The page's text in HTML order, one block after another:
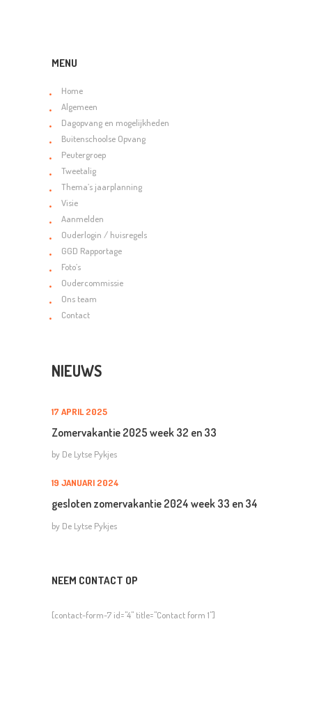
MENU
Home
Algemeen
Dagopvang en mogelijkheden
Buitenschoolse Opvang
Peutergroep
Tweetalig
Thema’s jaarplanning
Visie
Aanmelden
Ouderlogin / huisregels
GGD Rapportage
Foto’s
Oudercommissie
Ons team
Contact
NIEUWS
17 APRIL 2025
Zomervakantie 2025 week 32 en 33
by De Lytse Pykjes
19 JANUARI 2024
gesloten zomervakantie 2024 week 33 en 34
by De Lytse Pykjes
NEEM CONTACT OP
[contact-form-7 id="4" title="Contact form 1"]